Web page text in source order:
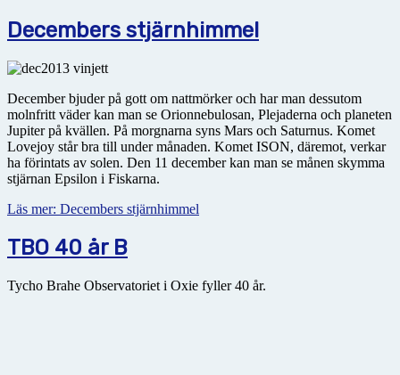
Decembers stjärnhimmel
December bjuder på gott om nattmörker och har man dessutom
molnfritt väder kan man se Orionnebulosan, Plejaderna och planeten
Jupiter på kvällen. På morgnarna syns Mars och Saturnus. Komet
Lovejoy står bra till under månaden. Komet ISON, däremot, verkar
ha förintats av solen. Den 11 december kan man se månen skymma
stjärnan Epsilon i Fiskarna.
Läs mer: Decembers stjärnhimmel
TBO 40 år B
Tycho Brahe Observatoriet i Oxie fyller 40 år.